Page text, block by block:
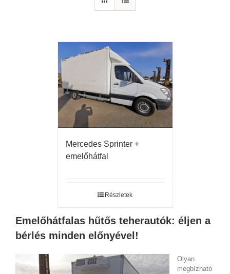
Mercedes Sprinter +
emelőhátfal
Részletek
Emelőhátfalas hűtős teherautók: éljen a
bérlés minden előnyével!
Olyan
megbízható